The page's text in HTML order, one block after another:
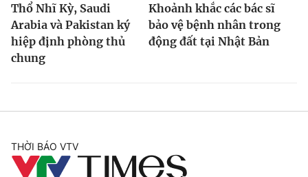
Thổ Nhĩ Kỳ, Saudi
Arabia và Pakistan ký
hiệp định phòng thủ
chung
Khoảnh khắc các bác sĩ
bảo vệ bệnh nhân trong
động đất tại Nhật Bản
THỜI BÁO VTV